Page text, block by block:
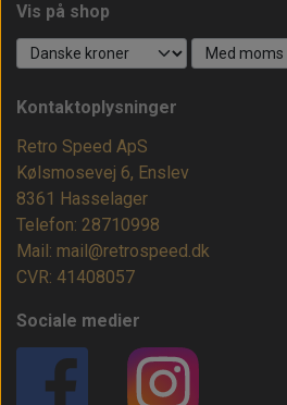
Vis på shop
Kontaktoplysninger
Retro Speed ApS
Kølsmosevej 6, Enslev
8361 Hasselager
Telefon: 28710998
Mail: mail@retrospeed.dk
CVR: 41408057
Sociale medier